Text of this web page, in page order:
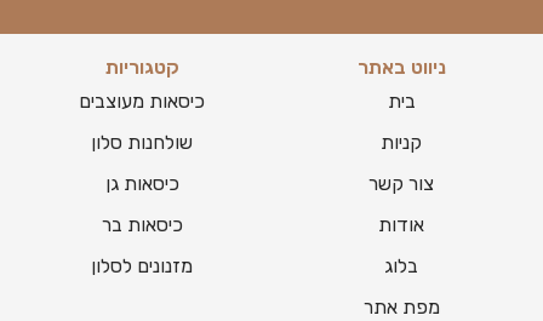
ניווט באתר
בית
קניות
צור קשר
אודות
בלוג
מפת אתר
קטגוריות
כיסאות מעוצבים
שולחנות סלון
כיסאות גן
כיסאות בר
מזנונים לסלון